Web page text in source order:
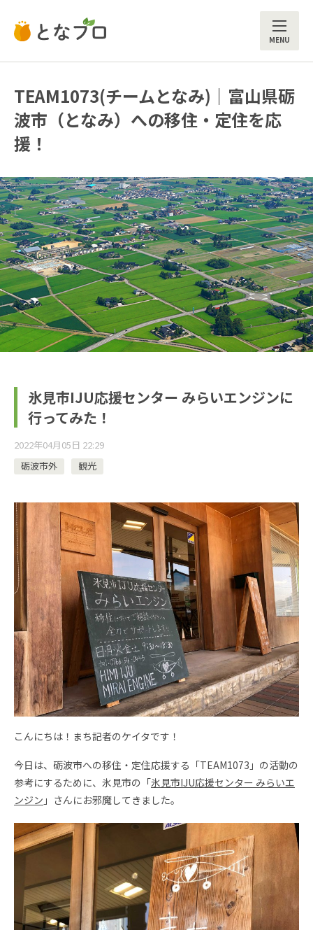
TEAM1073(チームとなみ)｜富山県砺
波市（となみ）への移住・定住を応
援！
氷見市IJU応援センター みらいエンジンに
行ってみた！
2022年04月05日 22:29
砺波市外
観光
こんにちは！まち記者のケイタです！
今日は、砺波市への移住・定住応援する「TEAM1073」の活動の
参考にするために、氷見市の「氷見市IJU応援センター みらいエ
ンジン 」さんにお邪魔してきました。